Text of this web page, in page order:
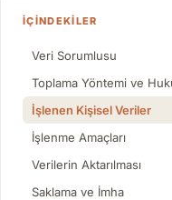
İÇINDEKILER
Veri Sorumlusu
Toplama Yöntemi ve
İşlenen Kişisel Veriler
İşlenme Amaçları
Verilerin Aktarılması
Saklama ve İmha